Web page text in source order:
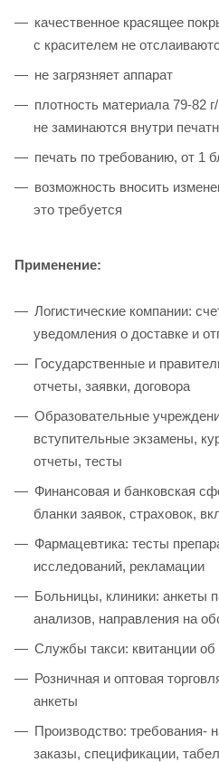
качественное красящее
с красителем не
не загрязняет аппарат
плотность материала 79-82
не заминаются внутри
печать по требованию, от 1
возможность вносить
это требуется
Применение:
Логистические компании:
уведомления о доставке и
Государственные и
отчеты, заявки, договора
Образовательные
вступительные экзамены,
отчеты, тесты
Финансовая и банковская
бланки заявок, страховок,
Фармацевтика: тесты
исследований, рекламации
Больницы, клиники: анкеты
анализов, направления на
Службы такси: квитанции об
Розничная и оптовая
анкеты
Производство: требования-
заказы, спецификации,